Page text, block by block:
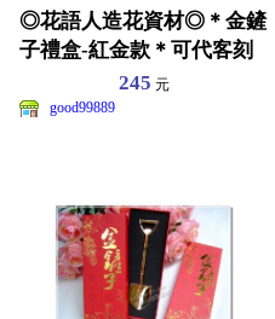
◎花語人造花資材◎＊金鏟
子禮盒-紅金款＊可代客刻
字~店面~開工~動土贈
245 元
good99889